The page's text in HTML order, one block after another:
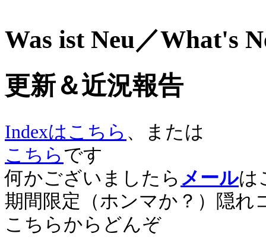
Was ist Neu／What's
更新＆近況報告
Indexはこちら 、または
こちら です
何かございましたら メールは
期間限定（ホンマか？）隠れ
こちらからどんぞ